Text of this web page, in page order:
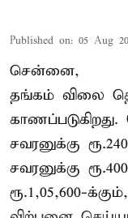
Published on: 05 Aug
சென்னை,
தங்கம் விலை
சவரனுக்கு
சவரனுக்கு
ரூ.1,05,600-